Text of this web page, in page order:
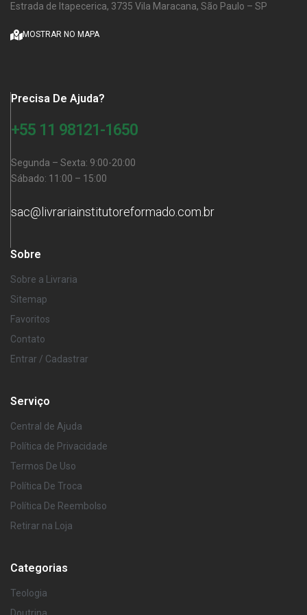
Estrada de Itapecerica, 3735 Vila Maracana, São Paulo – SP
MOSTRAR NO MAPA
Precisa De Ajuda?
+55 11 98121-1650
Segunda – Sexta: 9:00-20:00
Sábado: 11:00 – 15:00
sac@livrariainstitutoreformado.com.br
Sobre
Sobre a Livraria
Sitemap
Favoritos
Contato
Entrar / Cadastrar
Serviço
Central de Ajuda
Política de Privacidade
Termos De Uso
Política De Troca
Política De Reembolso
Retirar na Loja
Categorias
Teologia
Doutrina